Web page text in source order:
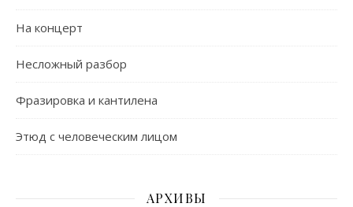
На концерт
Несложный разбор
Фразировка и кантилена
Этюд с человеческим лицом
АРХИВЫ